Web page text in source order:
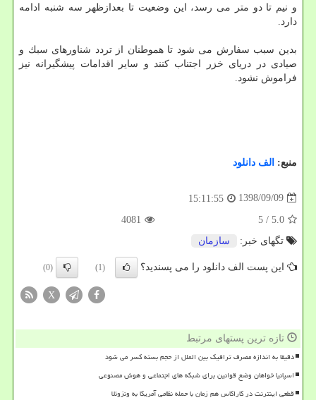
و نیم تا دو متر می رسد، این وضعیت تا بعدازظهر سه شنبه ادامه
دارد.
بدین سبب سفارش می شود تا هموطنان از تردد شناورهای سبك و
صیادی در دریای خزر اجتناب كنند و سایر اقدامات پیشگیرانه نیز
فراموش نشود.
منبع: الف دانلود
1398/09/09
15:11:55
5.0
/ 5
4081
تگهای خبر:
سازمان
این پست الف دانلود را می پسندید؟ (1)
(0)
X
تازه ترین پستهای مرتبط
دقیقا به اندازه مصرف ترافیک بین الملل از حجم بسته کسر می شود
اسپانیا خواهان وضع قوانین برای شبکه های اجتماعی و هوش مصنوعی
قطعی اینترنت در کاراکاس هم زمان با حمله نظامی آمریکا به ونزوئلا